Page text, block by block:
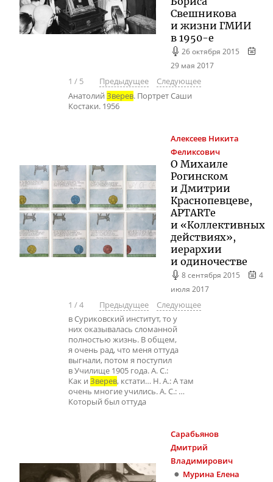
Свешникова
и жизни ГМИИ
в 1950-е
26 октября 2015
29 мая 2017
1 / 5 Предыдущее
Следующее
Анатолий Зверев. Портрет Саши
Костаки. 1956
Алексеев Никита
Феликсович
О Михаиле
Рогинском
и Дмитрии
Краснопевцеве,
APTARTе
и «Коллективных
действиях»,
иерархии
и одиночестве
8 сентября 2015
4
июля 2017
1 /4 Предыдущее
Следующее
в Суриковский институт, то у
них оказывалась сломанной
полностью жизнь. В общем,
я очень рад, что меня оттуда
выгнали, потом я поступил
в Училище 1905 года. А. С.:
Как и Зверев, кстати… Н. А.: А там
очень многие учились. А. С.: …
Который был оттуда
Сарабьянов
Дмитрий
Владимирович
Мурина Елена